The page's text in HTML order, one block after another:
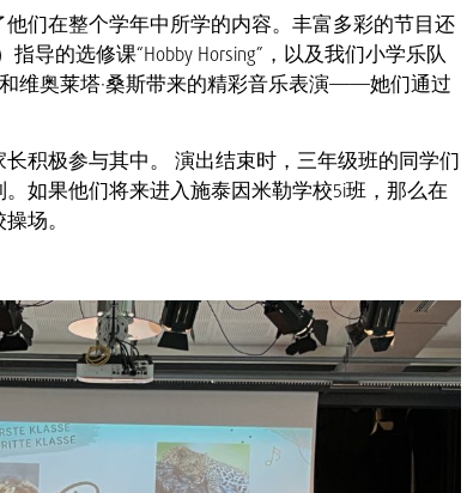
们在整个学年中所学的内容。丰富多彩的节目还
指导的选修课“Hobby Horsing”，以及我们小学乐队
和维奥莱塔·桑斯带来的精彩音乐表演——她们通过
积极参与其中。 演出结束时，三年级班的同学们
如果他们将来进入施泰因米勒学校5i班，那么在
场。